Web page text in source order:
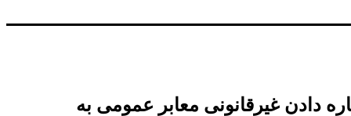
دادن غیرقانونی معابر عمومی به